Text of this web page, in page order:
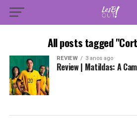
All posts tagged
REVIEW 3 anos ago
Review | Matildas: A